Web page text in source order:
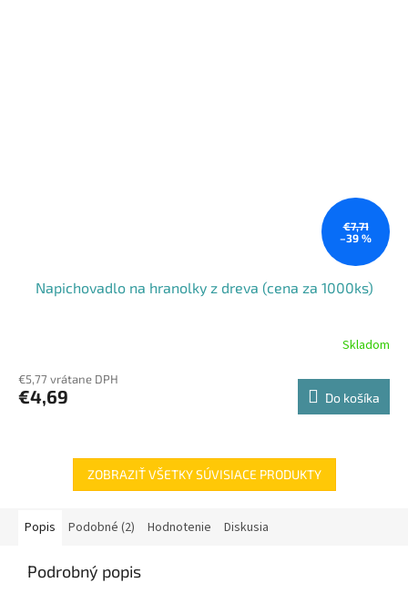
€7,71
–39 %
Napichovadlo na hranolky z dreva (cena za 1000ks)
Skladom
€5,77 vrátane DPH
€4,69 Do košíka
ZOBRAZIŤ VŠETKY SÚVISIACE PRODUKTY
Popis Podobné (2) Hodnotenie Diskusia
Podrobný popis